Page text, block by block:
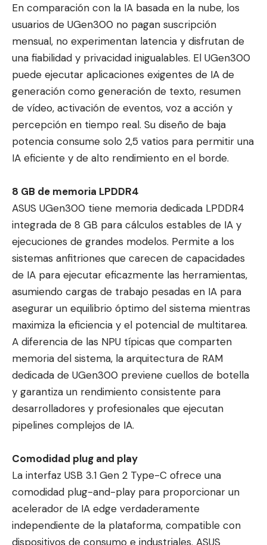
En comparación con la IA basada en la nube, los
usuarios de UGen300 no pagan suscripción
mensual, no experimentan latencia y disfrutan de
una fiabilidad y privacidad inigualables. El UGen300
puede ejecutar aplicaciones exigentes de IA de
generación como generación de texto, resumen
de vídeo, activación de eventos, voz a acción y
percepción en tiempo real. Su diseño de baja
potencia consume solo 2,5 vatios para permitir una
IA eficiente y de alto rendimiento en el borde.
8 GB de memoria LPDDR4
ASUS UGen300 tiene memoria dedicada LPDDR4
integrada de 8 GB para cálculos estables de IA y
ejecuciones de grandes modelos. Permite a los
sistemas anfitriones que carecen de capacidades
de IA para ejecutar eficazmente las herramientas,
asumiendo cargas de trabajo pesadas en IA para
asegurar un equilibrio óptimo del sistema mientras
maximiza la eficiencia y el potencial de multitarea.
A diferencia de las NPU típicas que comparten
memoria del sistema, la arquitectura de RAM
dedicada de UGen300 previene cuellos de botella
y garantiza un rendimiento consistente para
desarrolladores y profesionales que ejecutan
pipelines complejos de IA.
Comodidad plug and play
La interfaz USB 3.1 Gen 2 Type-C ofrece una
comodidad plug-and-play para proporcionar un
acelerador de IA edge verdaderamente
independiente de la plataforma, compatible con
dispositivos de consumo e industriales. ASUS